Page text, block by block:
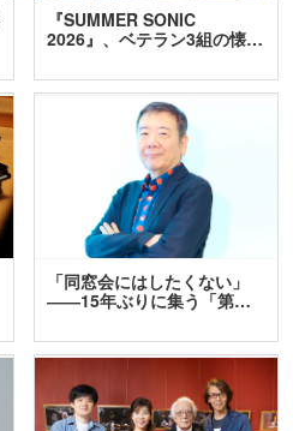
『SUMMER SONIC
2026』、ベテラン3組の懐…
「同窓会にはしたくない」
――15年ぶりに集う「第…